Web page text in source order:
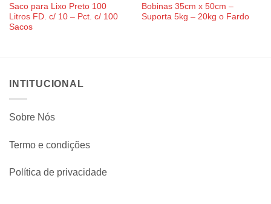
Saco para Lixo Preto 100
Litros FD. c/ 10 – Pct. c/ 100
Sacos
Bobinas 35cm x 50cm –
Suporta 5kg – 20kg o Fardo
INTITUCIONAL
Sobre Nós
Termo e condições
Política de privacidade